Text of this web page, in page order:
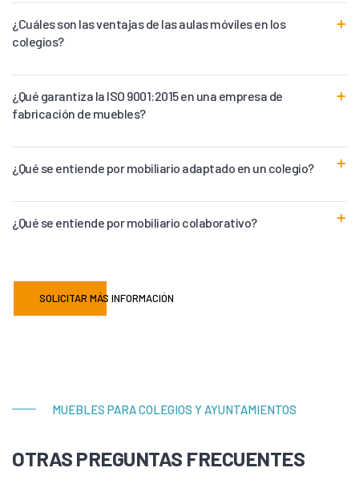
¿Cuáles son las ventajas de las aulas móviles en los
colegios?
¿Qué garantiza la ISO 9001:2015 en una empresa de
fabricación de muebles?
¿Qué se entiende por mobiliario adaptado en un colegio?
¿Qué se entiende por mobiliario colaborativo?
SOLICITAR MÁS INFORMACIÓN
MUEBLES PARA COLEGIOS Y AYUNTAMIENTOS
OTRAS PREGUNTAS FRECUENTES